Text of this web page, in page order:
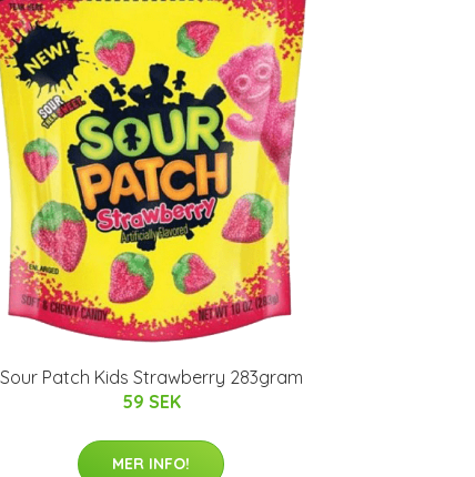
Sour Patch Kids Strawberry 283gram
59 SEK
MER INFO!